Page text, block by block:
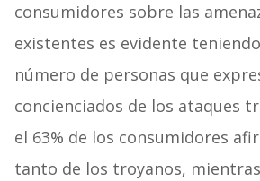
consumidores sobre las
existentes es evidente
número de personas que
concienciados de los ataques
el 63% de los consumidores
tanto de los troyanos,